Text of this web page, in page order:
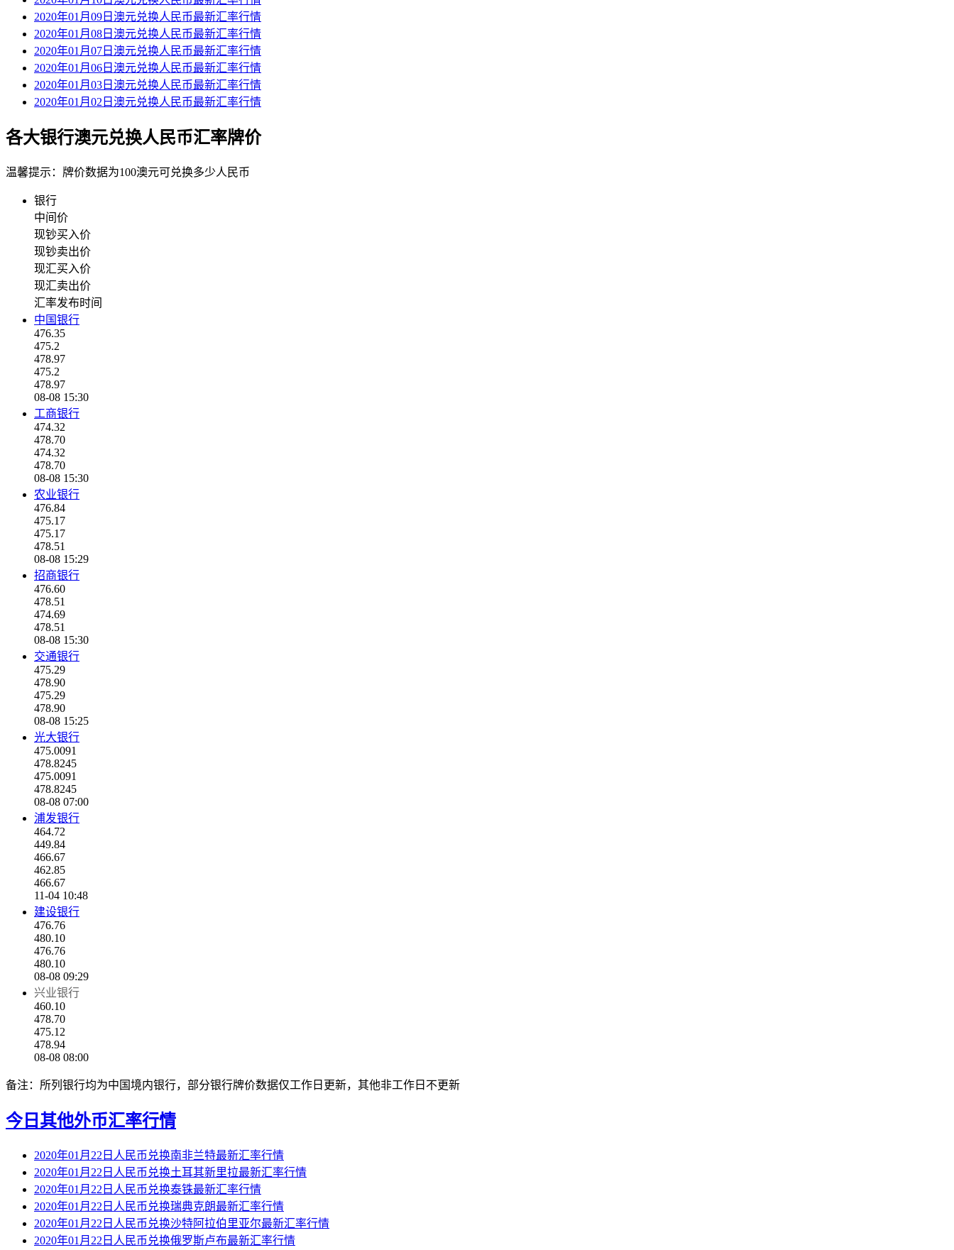
2020年01月09日澳元兑换人民币最新汇率行情
2020年01月08日澳元兑换人民币最新汇率行情
2020年01月07日澳元兑换人民币最新汇率行情
2020年01月06日澳元兑换人民币最新汇率行情
2020年01月03日澳元兑换人民币最新汇率行情
2020年01月02日澳元兑换人民币最新汇率行情
各大银行澳元兑换人民币汇率牌价
温馨提示：牌价数据为100澳元可兑换多少人民币
银行
中间价
现钞买入价
现钞卖出价
现汇买入价
现汇卖出价
汇率发布时间
中国银行
476.35
475.2
478.97
475.2
478.97
08-08 15:30
工商银行
474.32
478.70
474.32
478.70
08-08 15:30
农业银行
476.84
475.17
475.17
478.51
08-08 15:29
招商银行
476.60
478.51
474.69
478.51
08-08 15:30
交通银行
475.29
478.90
475.29
478.90
08-08 15:25
光大银行
475.0091
478.8245
475.0091
478.8245
08-08 07:00
浦发银行
464.72
449.84
466.67
462.85
466.67
11-04 10:48
建设银行
476.76
480.10
476.76
480.10
08-08 09:29
兴业银行
460.10
478.70
475.12
478.94
08-08 08:00
备注：所列银行均为中国境内银行，部分银行牌价数据仅工作日更新，其他非工作日不更新
今日其他外币汇率行情
2020年01月22日人民币兑换南非兰特最新汇率行情
2020年01月22日人民币兑换土耳其新里拉最新汇率行情
2020年01月22日人民币兑换泰铢最新汇率行情
2020年01月22日人民币兑换瑞典克朗最新汇率行情
2020年01月22日人民币兑换沙特阿拉伯里亚尔最新汇率行情
2020年01月22日人民币兑换俄罗斯卢布最新汇率行情